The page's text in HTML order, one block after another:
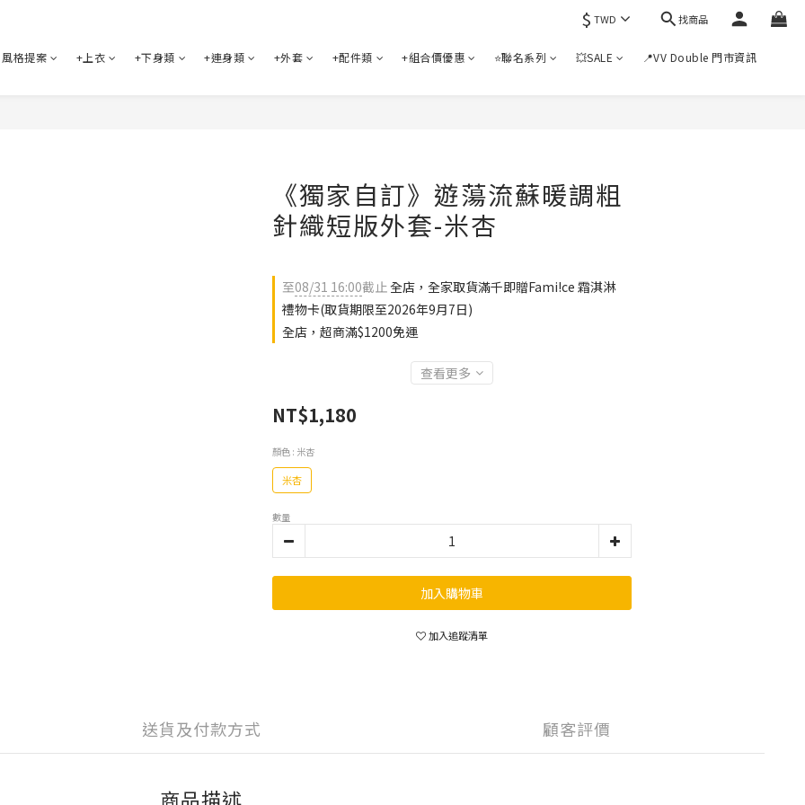
$ TWD 找商品
風格提案 +上衣 +下身類 +連身類 +外套 +配件類 +組合價優惠 ⭐聯名系列 💥SALE 📍VV Double 門市資訊
《獨家自訂》遊蕩流蘇暖調粗
針織短版外套-米杏
至08/31 16:00截止全店，全家取貨滿千即贈Fami!ce 霜淇淋
禮物卡(取貨期限至2026年9月7日)
全店，超商滿$1200免運
查看更多
NT$1,180
顏色 : 米杏
米杏
數量
加入購物車
加入追蹤清單
送貨及付款方式 顧客評價
商品描述